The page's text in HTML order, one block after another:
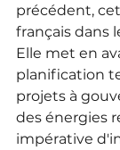
précédent,
français dans
Elle met en
planification
projets à
des énergies
impérative